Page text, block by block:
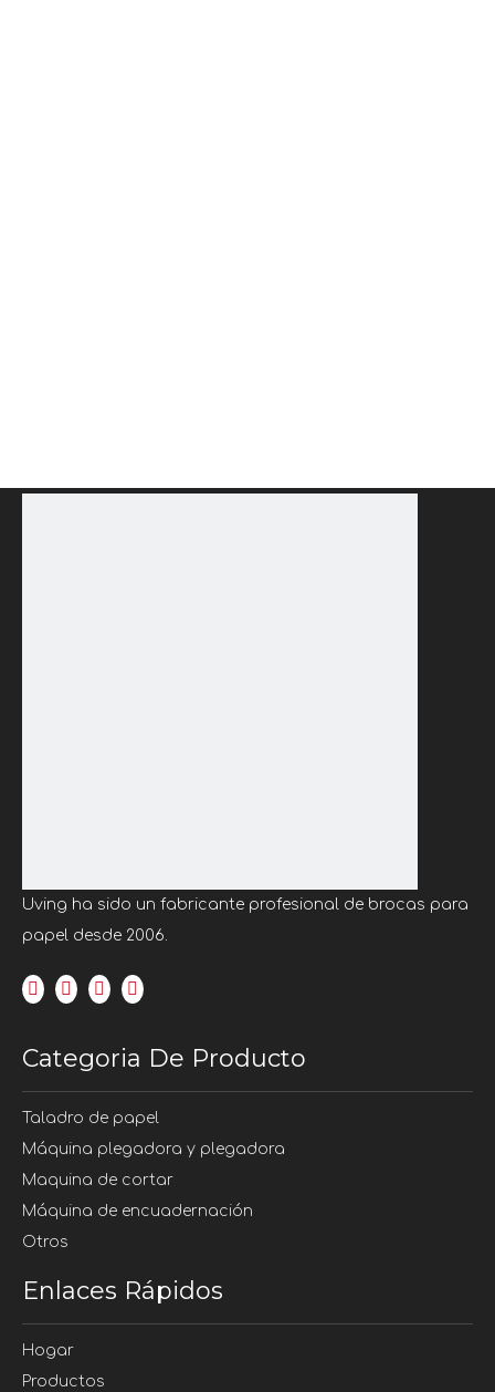
Uving ha sido un fabricante profesional de brocas para
papel desde 2006.
Categoria De Producto
Taladro de papel
Máquina plegadora y plegadora
Maquina de cortar
Máquina de encuadernación
Otros
Enlaces Rápidos
Hogar
Productos